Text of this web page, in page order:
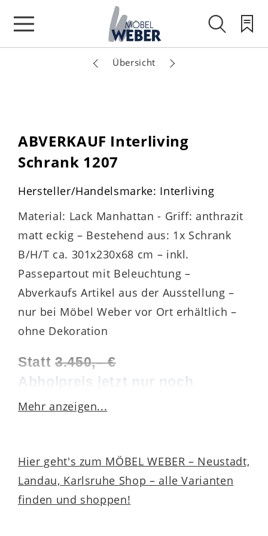
Übersicht
ABVERKAUF Interliving
Schrank 1207
Hersteller/Handelsmarke: Interliving
Material: Lack Manhattan - Griff: anthrazit
matt eckig – Bestehend aus: 1x Schrank
B/H/T ca. 301x230x68 cm – inkl.
Passepartout mit Beleuchtung –
Abverkaufs Artikel aus der Ausstellung –
nur bei Möbel Weber vor Ort erhältlich –
ohne Dekoration
Statt 3.450,– €
Abholpreis jetzt nur noch
2.799,– €
modernen Design
Sie den Interliving Schrank 1207,
ein stilvoller und hochwertiger
Mehr anzeigen...
Hier geht's zum MÖBEL WEBER – Neustadt,
Landau, Karlsruhe Shop – alle Varianten
finden und shoppen!